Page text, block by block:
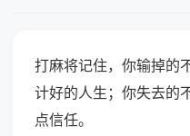
打麻将记住，你输掉的
计好的人生；你失去的
点信任。